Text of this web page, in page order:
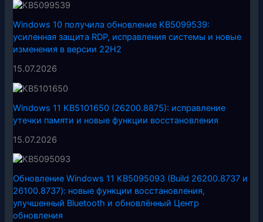
Windows 10 получила обновление KB5099539:
усиленная защита RDP, исправления системы и новые
изменения в версии 22H2
15.07.2026
Windows 11 KB5101650 (26200.8875): исправление
утечки памяти и новые функции восстановления
15.07.2026
Обновление Windows 11 KB5095093 (Build 26200.8737 и
26100.8737): новые функции восстановления,
улучшенный Bluetooth и обновлённый Центр
обновления